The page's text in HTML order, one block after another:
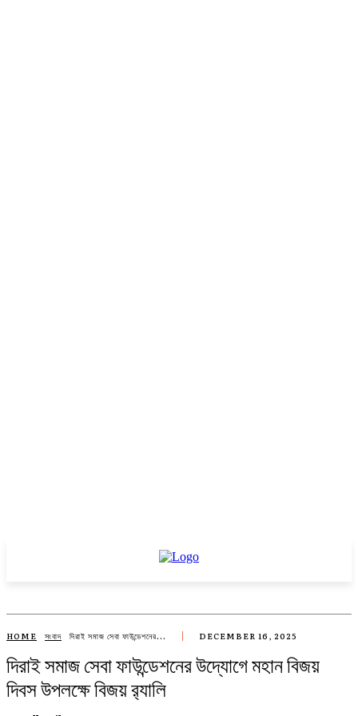
HOME সংবাদ দিরাই সমাজ সেবা ফাউন্ডেশনের... DECEMBER 16, 2025
দিরাই সমাজ সেবা ফাউন্ডেশনের উদ্যোগে মহান বিজয়
দিবস উপলক্ষে বিজয় র‍্যালি